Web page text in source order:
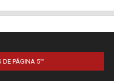
DE PÁGINA 5™